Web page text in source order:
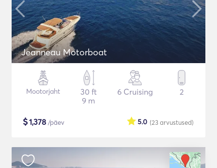
Jeanneau Motorboat
Mootorjaht
30 ft
9 m
6 Cruising 2
$1,378 /päev (23arvustused)
5.0